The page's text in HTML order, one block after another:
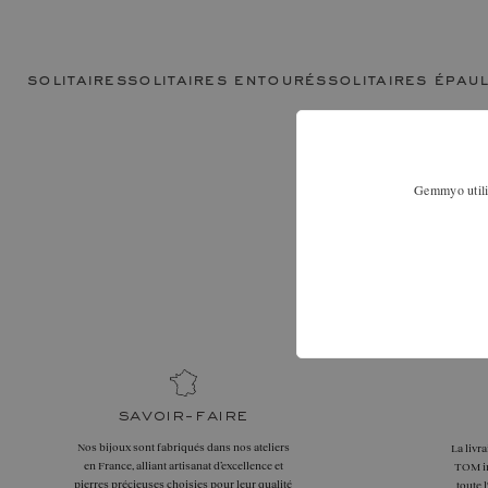
solitairessolitaires entourés solitaires
Élargissez
savoir-faire
Nos bijoux sont fabriqués dans nos ateliers
en France, alliant artisanat d’excellence et
pierres précieuses choisies pour leur qualité
La
TOM
toute
Gemmyo